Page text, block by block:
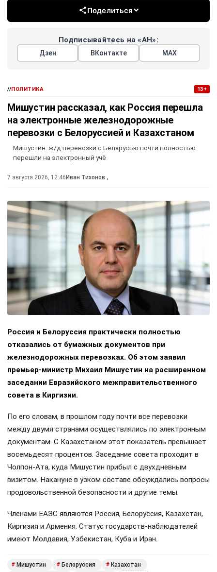
Поделиться
Подписывайтесь на «АН»:
Дзен ВКонтакте МАХ
//ПОЛИТИКА 13+
Мишустин рассказал, как Россия перешла
на электронные железнодорожные
перевозки с Белоруссией и Казахстаном
Мишустин: ж/д перевозки с Беларусью почти полностью
перешли на электронный учё
7 августа 2026, 12:46Иван Тихонов ,
Россия и Белоруссия практически полностью
отказались от бумажных документов при
железнодорожных перевозках. Об этом заявил
премьер-министр Михаил Мишустин на расширенном
заседании Евразийского межправительственного
совета в Киргизии.
По его словам, в прошлом году почти все перевозки
между двумя странами осуществлялись по электронным
документам. С Казахстаном этот показатель превышает
восемьдесят процентов. Заседание совета проходит в
Чолпон-Ата, куда Мишустин прибыл с двухдневным
визитом. Накануне в узком составе обсуждались вопросы
продовольственной безопасности и другие темы.
Членами ЕАЭС являются Россия, Белоруссия, Казахстан,
Киргизия и Армения. Статус государств-наблюдателей
имеют Молдавия, Узбекистан, Куба и Иран.
# Мишустин # Белоруссия # Казахстан